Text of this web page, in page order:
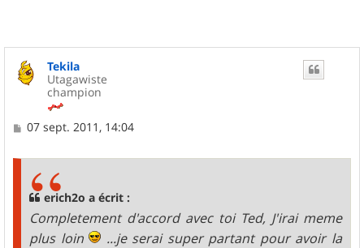
Tekila
Utagawiste
champion
M
07 sept. 2011, 14:04
erich2o a écrit :
Completement d'accord avec toi Ted, J'irai meme
plus loin
...je serai super partant pour avoir la